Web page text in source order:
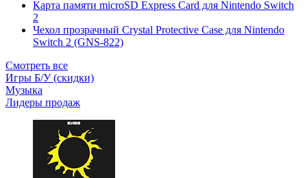
Карта памяти microSD Express Card для Nintendo Switch
2
Чехол прозрачный Crystal Protective Case для Nintendo
Switch 2 (GNS-822)
Смотреть все
Игры Б/У (скидки)
Музыка
Лидеры продаж